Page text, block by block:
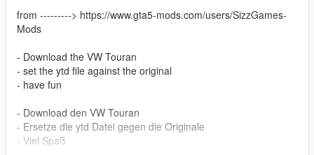
from ---------> https://www.gta5-mods.com/users/SizzGames-
Mods
- Download the VW Touran
- set the ytd file against the original
- have fun
- Download den VW Touran
- Ersetze die ytd Datei gegen die Originale
- Viel Spaß